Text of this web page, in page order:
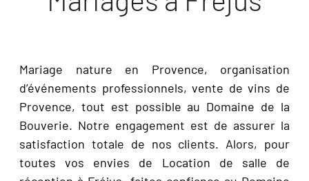
Mariage nature en Provence, organisation
d’événements professionnels, vente de vins de
Provence, tout est possible au Domaine de la
Bouverie. Notre engagement est de assurer la
satisfaction totale de nos clients. Alors, pour
toutes vos envies de Location de salle de